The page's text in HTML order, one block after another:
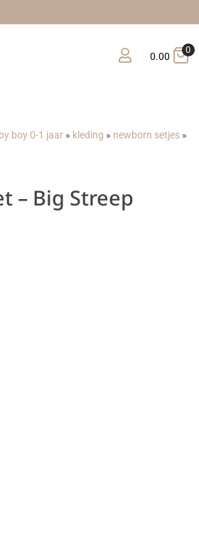
0.00
0
boy 0-1 jaar » kleding » newborn setjes »
– Big Streep